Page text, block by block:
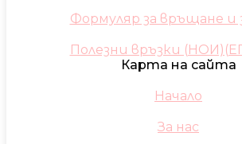
Формуляр за връщане и
Полезни връзки
Карта на сайта
Начало
За нас